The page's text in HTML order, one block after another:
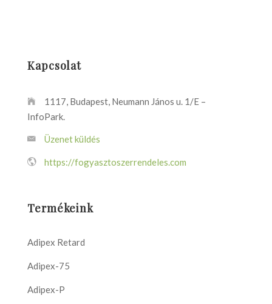
Kapcsolat
1117, Budapest, Neumann János u. 1/E –
InfoPark.
Üzenet küldés
https://fogyasztoszerrendeles.com
Termékeink
Adipex Retard
Adipex-75
Adipex-P